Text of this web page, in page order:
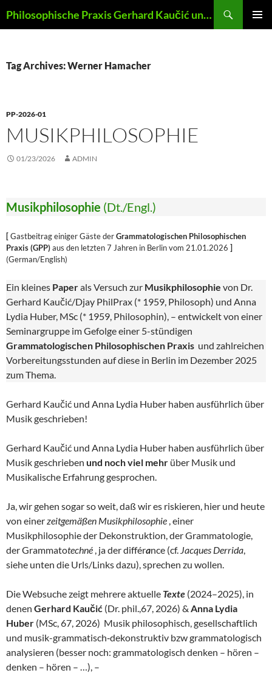
to
Philosophische Praxis Gerhard Kaučić und Anna Lydia Huber
Tag Archives: Werner Hamacher
PP-2026-01
MUSIKPHILOSOPHIE
01/23/2026 ADMIN
Musikphilosophie (Dt./Engl.)
[Gastbeitrag einiger Gäste derGrammatologischen Philosophischen
Praxis (GPP)aus den letzten 7 Jahren in Berlin vom 21.01.2026 ]
(German/English)
Ein kleines Paperals Versuch zur Musikphilosophie von Dr.
Gerhard Kaučić/Djay PhilPrax (* 1959, Philosoph) und Anna
Lydia Huber, MSc (* 1959, Philosophin), – entwickelt von einer
Seminargruppe im Gefolge einer 5-stündigen
Grammatologischen Philosophischen Praxis und zahlreichen
Vorbereitungsstunden auf diese in Berlin im Dezember 2025
zum Thema.
Gerhard Kaučić und Anna Lydia Huber haben ausführlich über
Musik geschrieben!
Gerhard Kaučić und Anna Lydia Huber haben ausführlich über
Musik geschrieben und noch viel mehr über Musik und
Musikalische Erfahrung gesprochen.
Ja, wir gehen sogar so weit, daß wir es riskieren, hier und heute
von einerzeitgemäßen Musikphilosophie , einer
Musikphilosophie der Dekonstruktion, der Grammatologie,
der Grammatotechné , ja der différance (cf. Jacques Derrida,
siehe unten die Urls/Links dazu), sprechen zu wollen.
Die Websuche zeigt mehrere aktuelle Texte (2024–2025), in
denen Gerhard Kaučić (Dr. phil.,67, 2026) & Anna Lydia
Huber (MSc, 67, 2026) Musik philosophisch, gesellschaftlich
und musik-grammatisch‑dekonstruktiv bzw grammatologisch
analysieren (besser noch: grammatologisch denken – hören –
denken – hören – …), –